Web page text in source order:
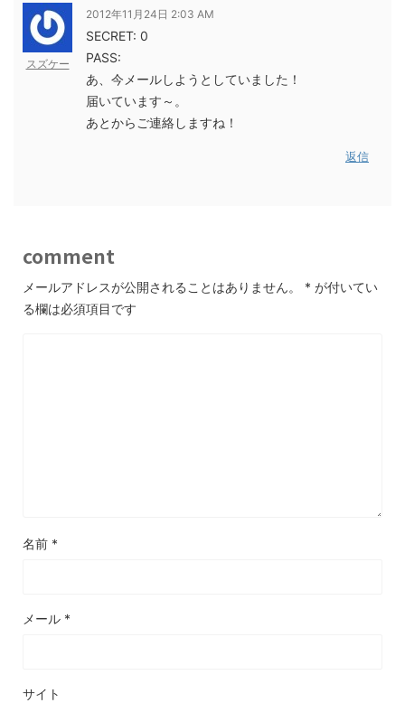
スズケー
2012年11月24日 2:03 AM
SECRET: 0
PASS:
あ、今メールしようとしていました！
届いています～。
あとからご連絡しますね！
返信
comment
メールアドレスが公開されることはありません。 * が付いてい
る欄は必須項目です
名前 *
メール *
サイト